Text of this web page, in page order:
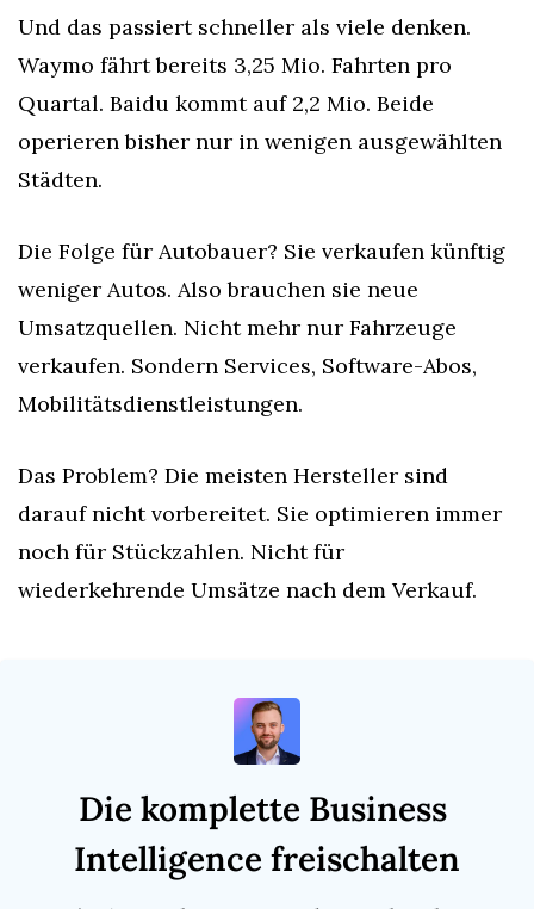
Und das passiert schneller als viele denken.
Waymo fährt bereits 3,25 Mio. Fahrten pro
Quartal. Baidu kommt auf 2,2 Mio. Beide
operieren bisher nur in wenigen ausgewählten
Städten.
Die Folge für Autobauer? Sie verkaufen künftig
weniger Autos. Also brauchen sie neue
Umsatzquellen. Nicht mehr nur Fahrzeuge
verkaufen. Sondern Services, Software-Abos,
Mobilitätsdienstleistungen.
Das Problem? Die meisten Hersteller sind
darauf nicht vorbereitet. Sie optimieren immer
noch für Stückzahlen. Nicht für
wiederkehrende Umsätze nach dem Verkauf.
Die komplette Business
Intelligence freischalten